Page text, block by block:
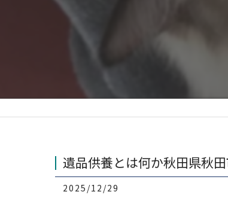
遺品供養とは何か秋田県秋
2025/12/29